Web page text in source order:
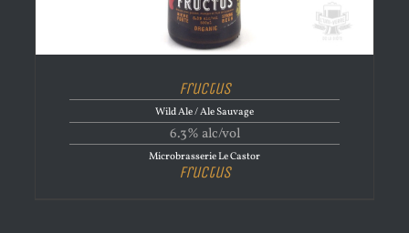
Fructus
Wild Ale / Ale Sauvage
6.3% alc/vol
Microbrasserie Le Castor
Fructus